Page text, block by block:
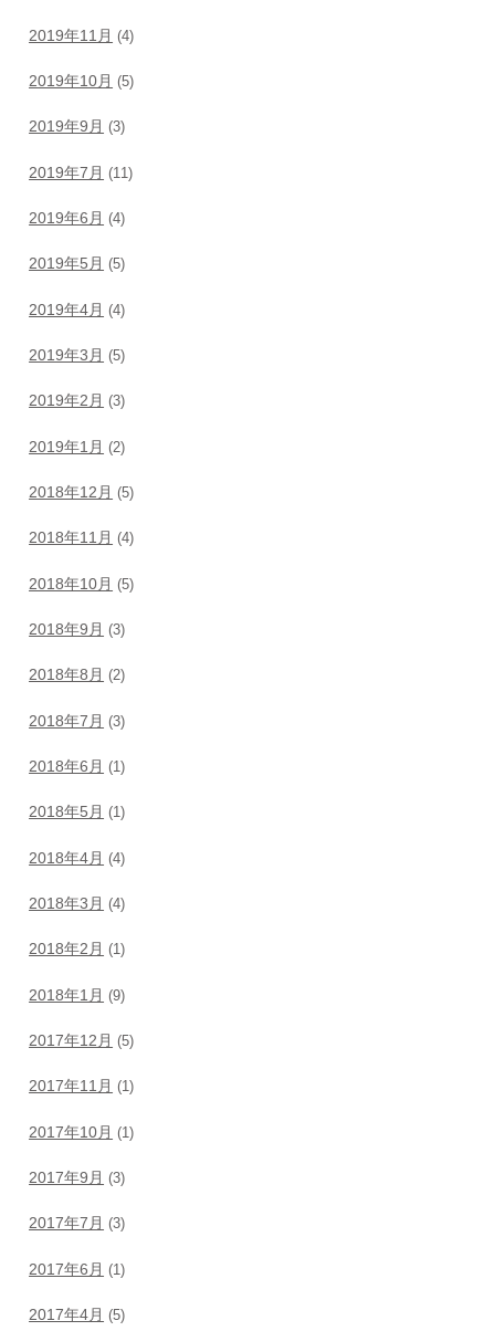
2019年11月 (4)
2019年10月 (5)
2019年9月 (3)
2019年7月 (11)
2019年6月 (4)
2019年5月 (5)
2019年4月 (4)
2019年3月 (5)
2019年2月 (3)
2019年1月 (2)
2018年12月 (5)
2018年11月 (4)
2018年10月 (5)
2018年9月 (3)
2018年8月 (2)
2018年7月 (3)
2018年6月 (1)
2018年5月 (1)
2018年4月 (4)
2018年3月 (4)
2018年2月 (1)
2018年1月 (9)
2017年12月 (5)
2017年11月 (1)
2017年10月 (1)
2017年9月 (3)
2017年7月 (3)
2017年6月 (1)
2017年4月 (5)